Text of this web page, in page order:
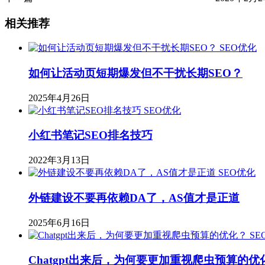
相关推荐
SEO优化
如何让活动页短期爆发但不干扰长期SEO？
2025年4月26日
SEO优化
小红书笔记SEO排名技巧
2022年3月13日
SEO优化
外链建设不要再依赖DA了，AS值才是正道
2025年6月16日
Chatgpt出来后，为何要更加重视爬虫预算的优